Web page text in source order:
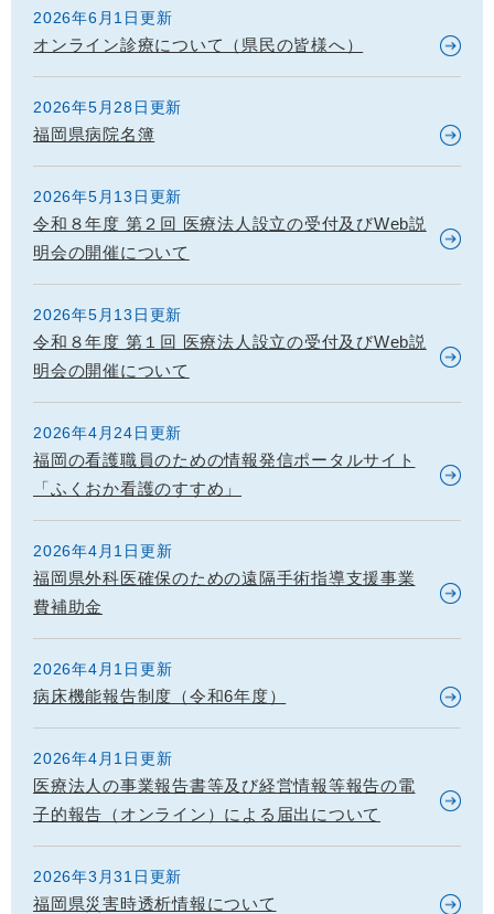
2026年6月1日更新
オンライン診療について（県民の皆様へ）
2026年5月28日更新
福岡県病院名簿
2026年5月13日更新
令和８年度 第２回 医療法人設立の受付及びWeb説
明会の開催について
2026年5月13日更新
令和８年度 第１回 医療法人設立の受付及びWeb説
明会の開催について
2026年4月24日更新
福岡の看護職員のための情報発信ポータルサイト
「ふくおか看護のすすめ」
2026年4月1日更新
福岡県外科医確保のための遠隔手術指導支援事業
費補助金
2026年4月1日更新
病床機能報告制度（令和6年度）
2026年4月1日更新
医療法人の事業報告書等及び経営情報等報告の電
子的報告（オンライン）による届出について
2026年3月31日更新
福岡県災害時透析情報について